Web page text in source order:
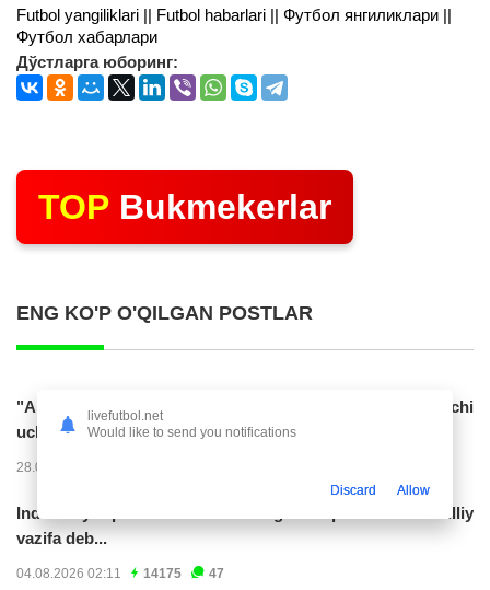
Futbol yangiliklari || Futbol habarlari || Футбол янгиликлари ||
Футбол хабарлари
Дўстларга юборинг:
TOP Bukmekerlar
ENG KO'P O'QILGAN POSTLAR
"Al Hilol" O'zbekiston terma jamoasiga gol urgan hujumchi
uchun 70 mln. evro taklif...
28.07.2026 01:56
Indoneziya prezidenti JCH-2030ga chiqishni umummilliy
vazifa deb...
04.08.2026 02:11 14175 47
livefutbol.net
Would like to send you notifications
Discard Allow